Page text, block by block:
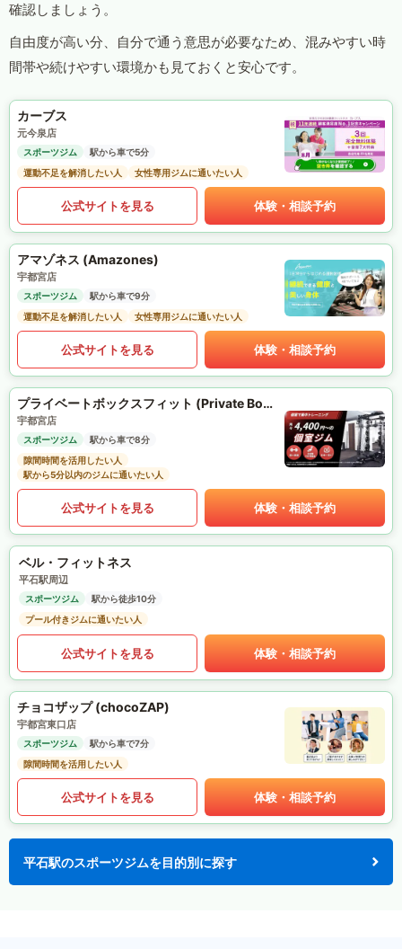
確認しましょう。
自由度が高い分、自分で通う意思が必要なため、混みやすい時
間帯や続けやすい環境かも見ておくと安心です。
カーブス
元今泉店
スポーツジム
駅から車で5分
運動不足を解消したい人
女性専用ジムに通いたい人
公式サイトを見る 体験・相談予約
アマゾネス (Amazones)
宇都宮店
スポーツジム
駅から車で9分
運動不足を解消したい人
女性専用ジムに通いたい人
公式サイトを見る 体験・相談予約
プライベートボックスフィット (Private Box Fit)
宇都宮店
スポーツジム
駅から車で8分
隙間時間を活用したい人
駅から5分以内のジムに通いたい人
公式サイトを見る 体験・相談予約
ベル・フィットネス
平石駅周辺
スポーツジム
駅から徒歩10分
プール付きジムに通いたい人
公式サイトを見る 体験・相談予約
チョコザップ (chocoZAP)
宇都宮東口店
スポーツジム
駅から車で7分
隙間時間を活用したい人
公式サイトを見る 体験・相談予約
平石駅のスポーツジムを目的別に探す